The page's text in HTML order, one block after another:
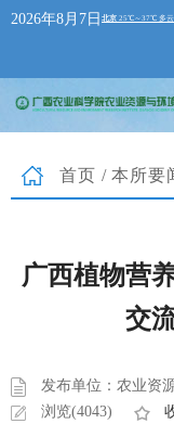
2026年8月7日
首页 / 本所要
广西植物营
交
发布单位：农业资
浏览(4043)